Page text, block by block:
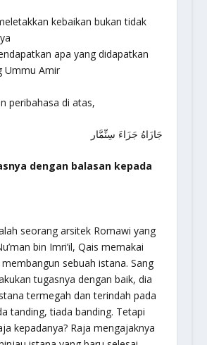
kebaikan bukan tidak
apa yang didapatkan
Ummu Amir
peribahasa di atas,
جَازَاهُ جَزَاءَ سِنِّمَّار
dengan balasan kepada
seorang arsitek Romawi yang
bin Imri’il, Qais memakai
sebuah istana. Sang
tugasnya dengan baik, dia
termegah dan terindah pada
tanding, tiada banding. Tetapi
kepadanya? Raja mengajaknya